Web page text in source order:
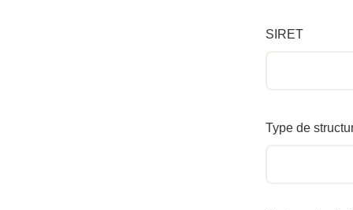
SIRET
Type de